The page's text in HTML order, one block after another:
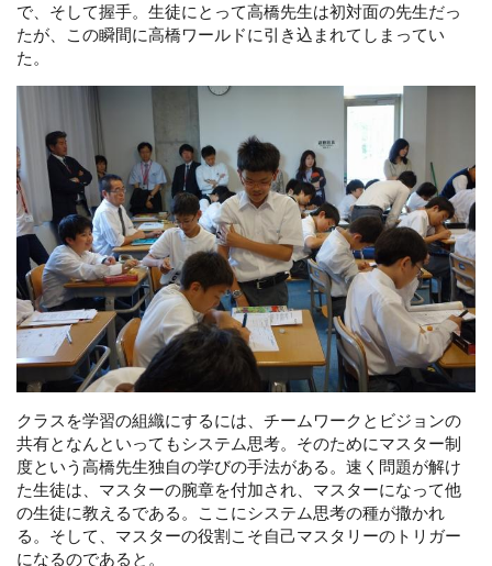
で、そして握手。生徒にとって高橋先生は初対面の先生だっ
たが、この瞬間に高橋ワールドに引き込まれてしまってい
た。
クラスを学習の組織にするには、チームワークとビジョンの
共有となんといってもシステム思考。そのためにマスター制
度という高橋先生独自の学びの手法がある。速く問題が解け
た生徒は、マスターの腕章を付加され、マスターになって他
の生徒に教えるである。ここにシステム思考の種が撒かれ
る。そして、マスターの役割こそ自己マスタリーのトリガー
になるのであると。